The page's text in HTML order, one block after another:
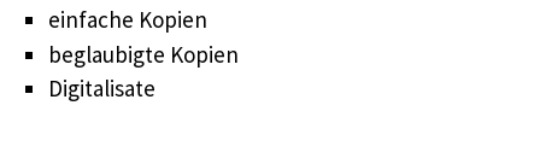
einfache Kopien
beglaubigte Kopien
Digitalisate